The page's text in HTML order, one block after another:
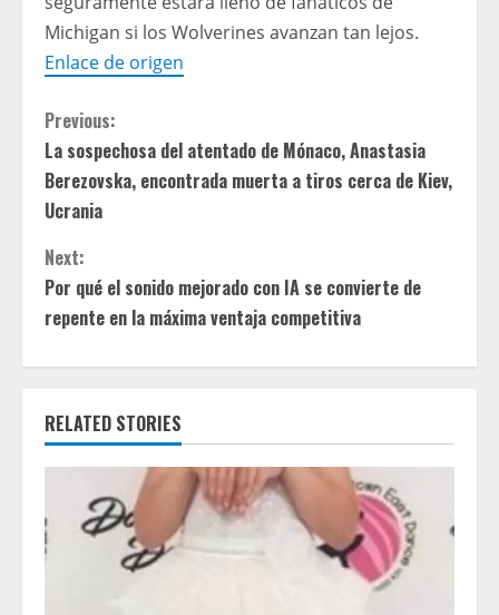
Michigan si los Wolverines avanzan tan lejos.
Enlace de origen
C
o
n
t
i
n
u
e
e
Previous:
La sospechosa del atentado de Mónaco, Anastasia
Berezovska, encontrada muerta a tiros cerca de Kiev,
Ucrania
Next:
Por qué el sonido mejorado con IA se convierte de
repente en la máxima ventaja competitiva
RELATED STORIES